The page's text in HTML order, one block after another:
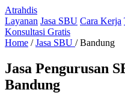
Atrahdis
Layanan Jasa SBU Cara Kerja
Konsultasi Gratis
Home / Jasa SBU / Bandung
Jasa Pengurusan
Bandung